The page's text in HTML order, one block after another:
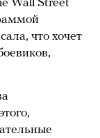
Wall Street
что хочет